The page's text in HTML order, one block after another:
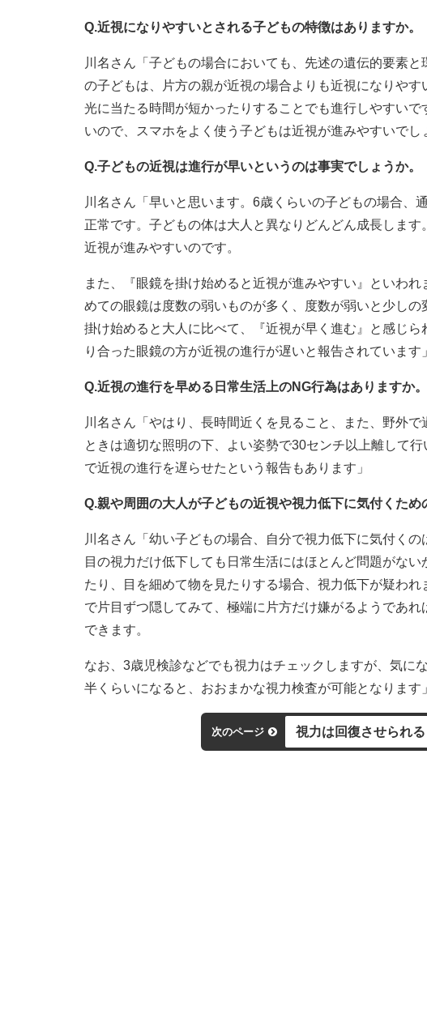
Q.近視になりやすいとされる子どもの特徴はありますか。
川名さん「子どもの場合においても、先述の遺伝的要素
の子どもは、片方の親が近視の場合よりも近視になりや
光に当たる時間が短かったりすることでも進行しやすい
いので、スマホをよく使う子どもは近視が進みやすいでし
Q.子どもの近視は進行が早いというのは事実でしょうか。
川名さん「早いと思います。6歳くらいの子どもの場合、
正常です。子どもの体は大人と異なりどんどん成長しま
近視が進みやすいのです。
また、『眼鏡を掛け始めると近視が進みやすい』といわ
めての眼鏡は度数の弱いものが多く、度数が弱いと少し
掛け始めると大人に比べて、『近視が早く進む』と感じ
り合った眼鏡の方が近視の進行が遅いと報告されています」
Q.近視の進行を早める日常生活上のNG行為はありますか。
川名さん「やはり、長時間近くを見ること、また、野外
ときは適切な照明の下、よい姿勢で30センチ以上離して
で近視の進行を遅らせたという報告もあります」
Q.親や周囲の大人が子どもの近視や視力低下に気付くため
川名さん「幼い子どもの場合、自分で視力低下に気付く
目の視力だけ低下しても日常生活にはほとんど問題がな
たり、目を細めて物を見たりする場合、視力低下が疑わ
で片目ずつ隠してみて、極端に片方だけ嫌がるようであ
できます。
なお、3歳児検診などでも視力はチェックしますが、気に
半くらいになると、おおまかな視力検査が可能となります」
次のページ 視力は回復させられる